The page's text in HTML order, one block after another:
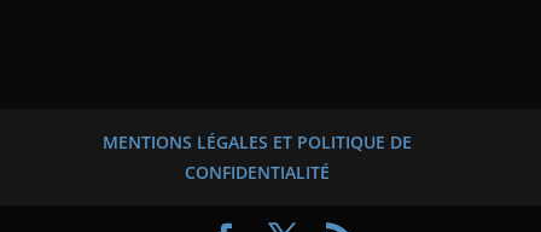
MENTIONS LÉGALES ET POLITIQUE DE
CONFIDENTIALITÉ